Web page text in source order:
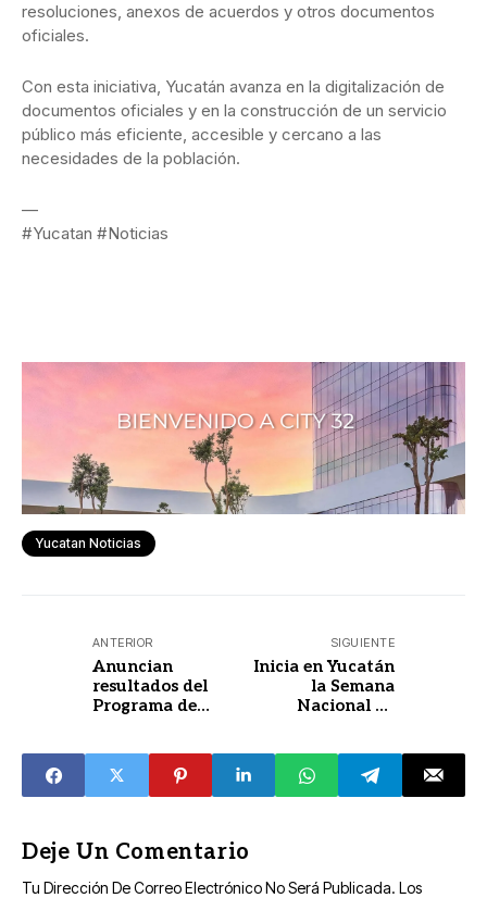
resoluciones, anexos de acuerdos y otros documentos
oficiales.
Con esta iniciativa, Yucatán avanza en la digitalización de
documentos oficiales y en la construcción de un servicio
público más eficiente, accesible y cercano a las
necesidades de la población.
—
#Yucatan #Noticias
Yucatan Noticias
ANTERIOR
Anuncian
resultados del
Programa de
2026
SIGUIENTE
Inicia en Yucatán
la Semana
Nacional de
Amar”
Deje Un Comentario
Tu Dirección De Correo Electrónico No Será Publicada. Los